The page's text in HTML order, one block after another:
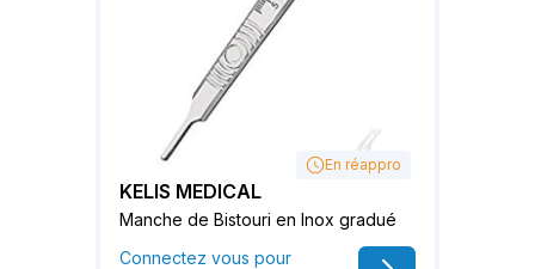
En réappro
KELIS MEDICAL
Manche de Bistouri en Inox gradué
Connectez vous pour